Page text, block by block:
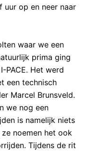
uur op en neer naar
waar we een
prima ging
PACE. Het werd
een technisch
Marcel Brunsveld.
we nog een
is namelijk niets
noemen het ook
Tijdens de rit